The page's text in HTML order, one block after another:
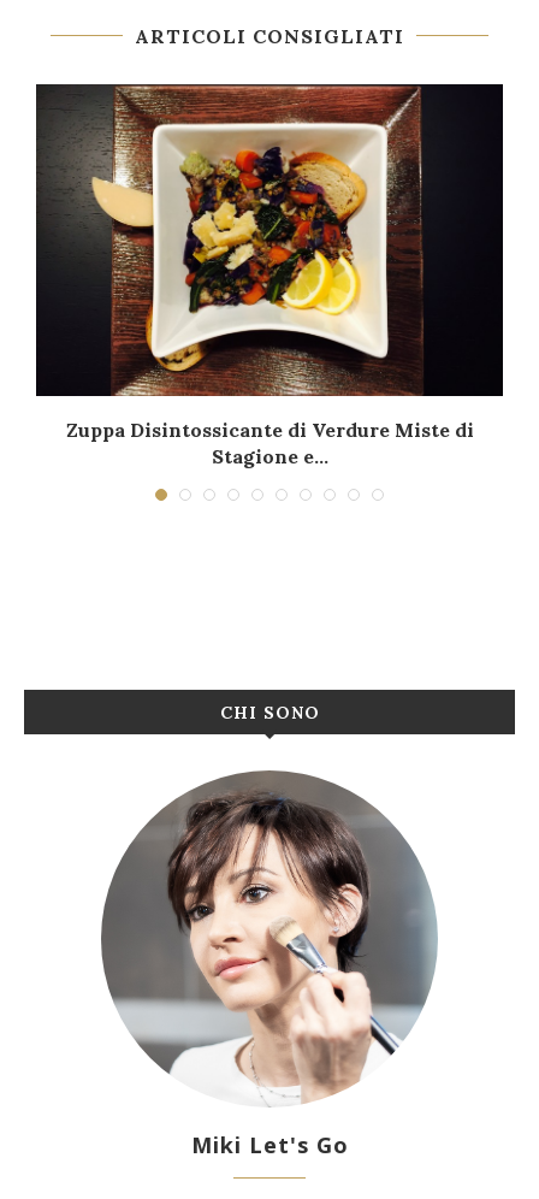
ARTICOLI CONSIGLIATI
Zuppa Disintossicante di Verdure Miste di
Stagione e...
CHI SONO
Miki Let's Go